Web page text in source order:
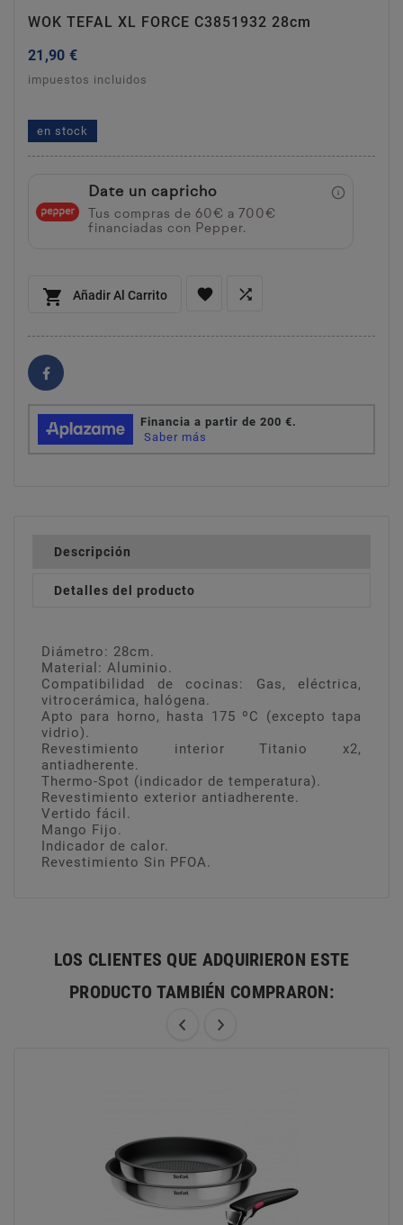
WOK TEFAL XL FORCE C3851932 28cm
21,90 €
impuestos incluidos
en stock
Date un capricho
Tus compras de 60€ a 700€
financiadas con Pepper.
 Añadir Al Carrito  
Descripción
Detalles del producto
Diámetro: 28cm.
Material: Aluminio.
Compatibilidad de cocinas: Gas, eléctrica,
vitrocerámica, halógena.
Apto para horno, hasta 175 ºC (excepto tapa
vidrio).
Revestimiento interior Titanio x2,
antiadherente.
Thermo-Spot (indicador de temperatura).
Revestimiento exterior antiadherente.
Vertido fácil.
Mango Fijo.
Indicador de calor.
Revestimiento Sin PFOA.
LOS CLIENTES QUE ADQUIRIERON ESTE
PRODUCTO TAMBIÉN COMPRARON: